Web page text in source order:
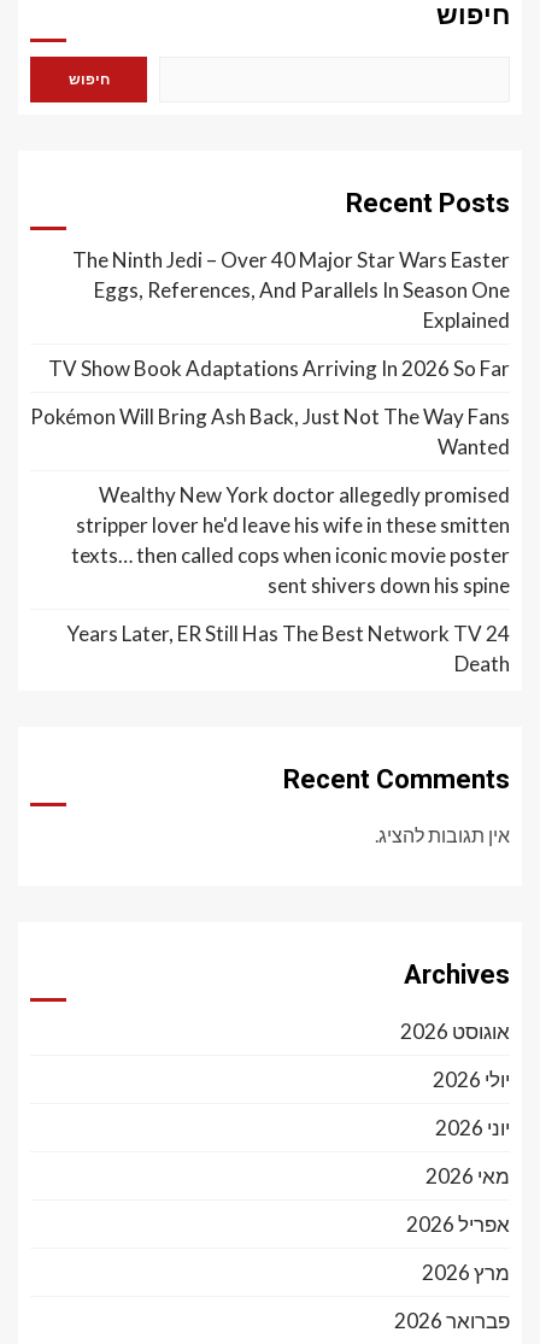
חיפוש
חיפוש
Recent Posts
The Ninth Jedi – Over 40 Major Star Wars Easter
Eggs, References, And Parallels In Season One
Explained
TV Show Book Adaptations Arriving In 2026 So Far
Pokémon Will Bring Ash Back, Just Not The Way Fans
Wanted
Wealthy New York doctor allegedly promised
stripper lover he'd leave his wife in these smitten
texts… then called cops when iconic movie poster
sent shivers down his spine
24 Years Later, ER Still Has The Best Network TV
Death
Recent Comments
אין תגובות להציג.
Archives
אוגוסט 2026
יולי 2026
יוני 2026
מאי 2026
אפריל 2026
מרץ 2026
פברואר 2026